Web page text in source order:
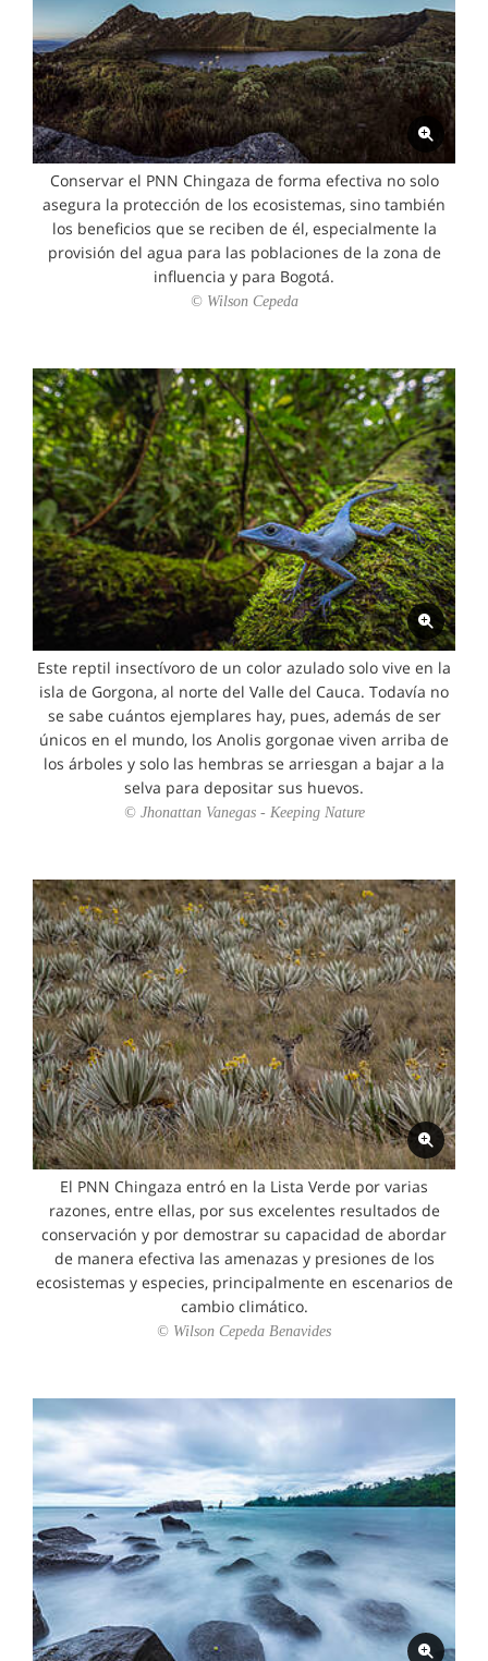
Conservar el PNN Chingaza de forma efectiva no solo
asegura la protección de los ecosistemas, sino también
los beneficios que se reciben de él, especialmente la
provisión del agua para las poblaciones de la zona de
influencia y para Bogotá.
© Wilson Cepeda
Este reptil insectívoro de un color azulado solo vive en la
isla de Gorgona, al norte del Valle del Cauca. Todavía no
se sabe cuántos ejemplares hay, pues, además de ser
únicos en el mundo, los Anolis gorgonae viven arriba de
los árboles y solo las hembras se arriesgan a bajar a la
selva para depositar sus huevos.
© Jhonattan Vanegas - Keeping Nature
El PNN Chingaza entró en la Lista Verde por varias
razones, entre ellas, por sus excelentes resultados de
conservación y por demostrar su capacidad de abordar
de manera efectiva las amenazas y presiones de los
ecosistemas y especies, principalmente en escenarios de
cambio climático.
© Wilson Cepeda Benavides